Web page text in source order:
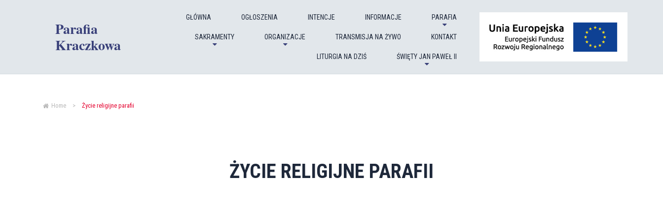
Parafia
Kraczkowa
GŁÓWNA OGŁOSZENIA INTENCJE INFORMACJE PARAFIA
SAKRAMENTY ORGANIZACJE TRANSMISJA NA ŻYWO KONTAKT
LITURGIA NA DZIŚ ŚWIĘTY JAN PAWEŁ II
Home > Życie religijne parafii
ŻYCIE RELIGIJNE PARAFII